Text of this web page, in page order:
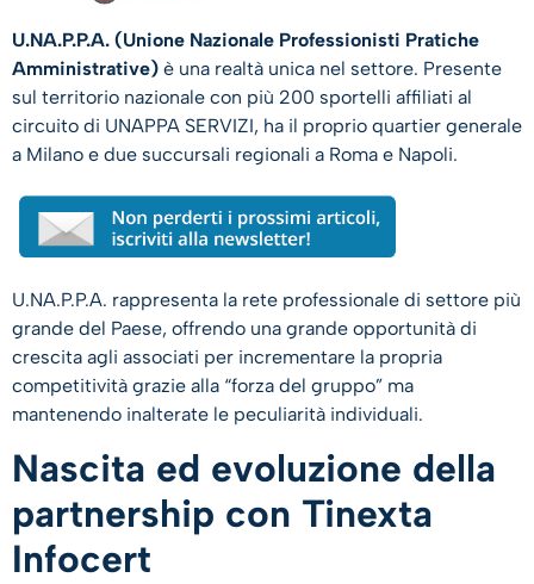
U.NA.P.P.A. (Unione Nazionale Professionisti Pratiche
Amministrative) è una realtà unica nel settore. Presente
sul territorio nazionale con più 200 sportelli affiliati al
circuito di UNAPPA SERVIZI, ha il proprio quartier generale
a Milano e due succursali regionali a Roma e Napoli.
U.NA.P.P.A. rappresenta la rete professionale di settore più
grande del Paese, offrendo una grande opportunità di
crescita agli associati per incrementare la propria
competitività grazie alla “forza del gruppo” ma
mantenendo inalterate le peculiarità individuali.
Nascita ed evoluzione della
partnership con Tinexta
Infocert